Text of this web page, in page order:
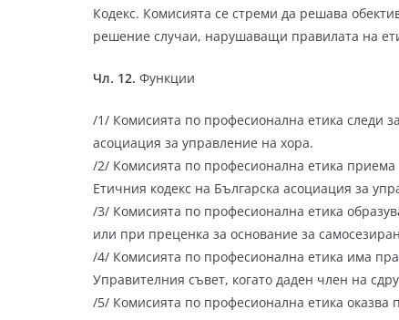
Кодекс. Комисията се стреми да решава
решение случаи, нарушаващи правилата на
Чл. 12. Функции
/1/ Комисията по професионална етика следи
асоциация за управление на хора.
/2/ Комисията по професионална етика
Етичния кодекс на Българска асоциация за
/3/ Комисията по професионална етика
или при преценка за основание за
/4/ Комисията по професионална етика има
Управителния съвет, когато даден член на
/5/ Комисията по професионална етика